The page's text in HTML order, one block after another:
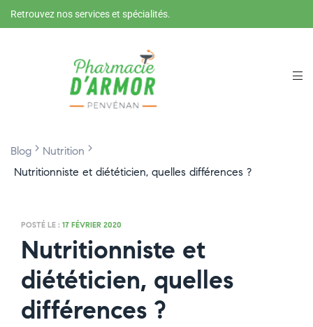
Retrouvez nos services et spécialités.
Blog > Nutrition >
Nutritionniste et diététicien, quelles différences ?
POSTÉ LE : 17 FÉVRIER 2020
Nutritionniste et
diététicien, quelles
différences ?